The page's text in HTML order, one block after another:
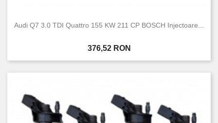
Audi Q7 3.0 TDI Quattro 155 KW 211 CP BOSCH Injectoare...
Pret
376,52 RON